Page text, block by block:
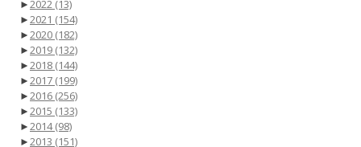
►2022 (13)
►2021 (154)
►2020 (182)
►2019 (132)
►2018 (144)
►2017 (199)
►2016 (256)
►2015 (133)
►2014(98)
►2013 (151)